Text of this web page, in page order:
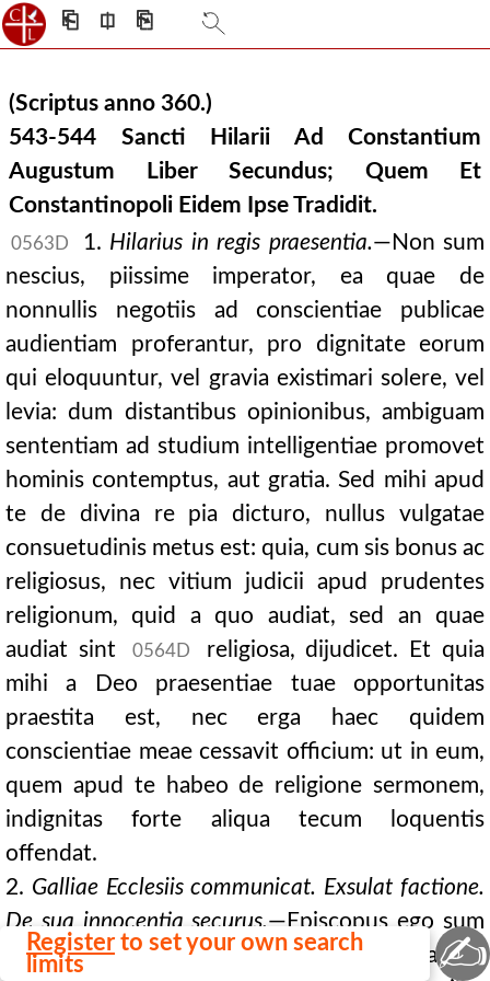
⎗ ⎅ ⎘
(Scriptus anno 360.)
543-544 Sancti Hilarii Ad Constantium
Augustum Liber Secundus; Quem Et
Constantinopoli Eidem Ipse Tradidit.
0563D 1. Hilarius in regis praesentia.—Non sum
nescius, piissime imperator, ea quae de
nonnullis negotiis ad conscientiae publicae
audientiam proferantur, pro dignitate eorum
qui eloquuntur, vel gravia existimari solere, vel
levia: dum distantibus opinionibus, ambiguam
sententiam ad studium intelligentiae promovet
hominis contemptus, aut gratia. Sed mihi apud
te de divina re pia dicturo, nullus vulgatae
consuetudinis metus est: quia, cum sis bonus ac
religiosus, nec vitium judicii apud prudentes
religionum, quid a quo audiat, sed an quae
audiat sint
0564D
religiosa, dijudicet. Et quia
mihi a Deo praesentiae tuae opportunitas
praestita est, nec erga haec quidem
conscientiae meae cessavit officium: ut in eum,
quem apud te habeo de religione sermonem,
indignitas forte aliqua tecum loquentis
offendat.
2. Galliae Ecclesiis communicat. Exsulat factione.
De sua innocentia securus.—Episcopus ego sum
in omnium Gallicarum ecclesiarum atque
Register to set your own search
limits
✍